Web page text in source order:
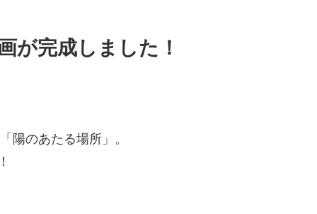
が完成しました！
のあたる場所」。